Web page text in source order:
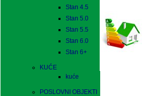
Stan 4.5
Stan 5.0
Stan 5.5
Stan 6.0
Stan 6+
KUĆE
kuće
POSLOVNI OBJEKTI